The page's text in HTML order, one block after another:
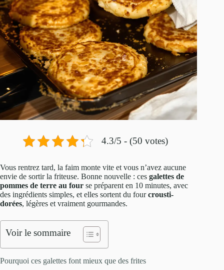
4.3/5 - (50 votes)
Vous rentrez tard, la faim monte vite et vous n’avez aucune
envie de sortir la friteuse. Bonne nouvelle : ces galettes de
pommes de terre au four se préparent en 10 minutes, avec
des ingrédients simples, et elles sortent du fourcrousti-
dorées, légères et vraiment gourmandes.
Voir le sommaire
Pourquoi ces galettes font mieux que des frites